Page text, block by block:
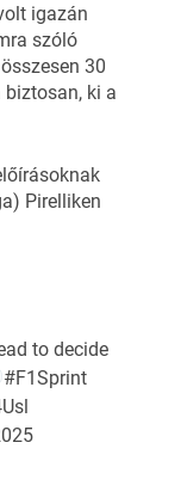
igazán
szóló
30
ki a
Pirelliken
to decide
#F1Sprint